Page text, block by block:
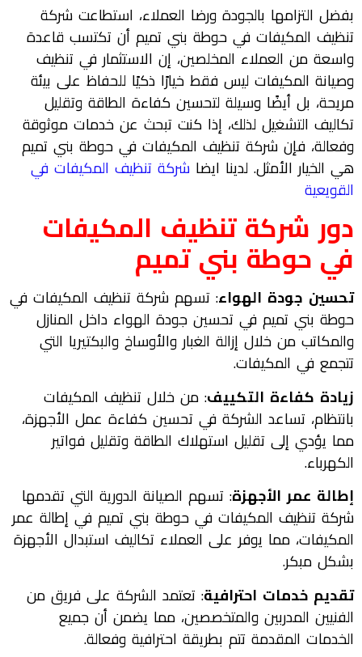
بفضل التزامها بالجودة ورضا العملاء، استطاعت شركة
تنظيف المكيفات في حوطة بني تميم أن تكتسب قاعدة
واسعة من العملاء المخلصين، إن الاستثمار في تنظيف
وصيانة المكيفات ليس فقط خيارًا ذكيًا للحفاظ على بيئة
مريحة، بل أيضًا وسيلة لتحسين كفاءة الطاقة وتقليل
تكاليف التشغيل لذلك، إذا كنت تبحث عن خدمات موثوقة
وفعالة، فإن شركة تنظيف المكيفات في حوطة بني تميم
هي الخيار الأمثل. لدينا ايضا شركة تنظيف المكيفات في
القويعية
دور شركة تنظيف المكيفات
في حوطة بني تميم
تحسين جودة الهواء: تسهم شركة تنظيف المكيفات في
حوطة بني تميم في تحسين جودة الهواء داخل المنازل
والمكاتب من خلال إزالة الغبار والأوساخ والبكتيريا التي
تتجمع في المكيفات.
زيادة كفاءة التكييف: من خلال تنظيف المكيفات
بانتظام، تساعد الشركة في تحسين كفاءة عمل الأجهزة،
مما يؤدي إلى تقليل استهلاك الطاقة وتقليل فواتير
الكهرباء.
إطالة عمر الأجهزة: تسهم الصيانة الدورية التي تقدمها
شركة تنظيف المكيفات في حوطة بني تميم في إطالة عمر
المكيفات، مما يوفر على العملاء تكاليف استبدال الأجهزة
بشكل مبكر.
تقديم خدمات احترافية: تعتمد الشركة على فريق من
الفنيين المدربين والمتخصصين، مما يضمن أن جميع
الخدمات المقدمة تتم بطريقة احترافية وفعالة.